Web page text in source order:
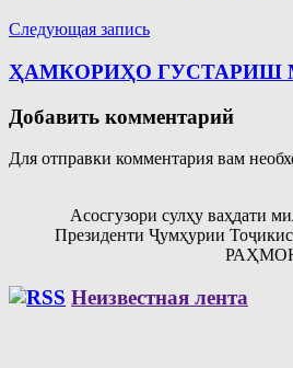
Следующая запись
ҲАМКОРИҲО ГУСТАРИШ
Добавить комментарий
Для отправки комментария вам
Асосгузори сулҳу ваҳдати
Президенти Ҷумҳурии
Неизвестная лента